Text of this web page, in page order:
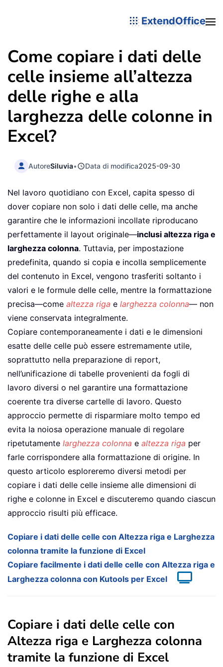
ExtendOffice
Come copiare i dati delle
celle insieme all’altezza
delle righe e alla
larghezza delle colonne in
Excel?
AutoreSiluvia• Data di modifica2025-09-30
Nel lavoro quotidiano con Excel, capita spesso di
dover copiare non solo i dati delle celle, ma anche
garantire che le informazioni incollate riproducano
perfettamente il layout originale—inclusi altezza riga e
larghezza colonna. Tuttavia, per impostazione
predefinita, quando si copia e incolla semplicemente
del contenuto in Excel, vengono trasferiti soltanto i
valori e le formule delle celle, mentre la formattazione
precisa—come altezza riga e larghezza colonna— non
viene conservata integralmente.
Copiare contemporaneamente i dati e le dimensioni
esatte delle celle può essere estremamente utile,
soprattutto nella preparazione di report,
nell’unificazione di tabelle provenienti da fogli di
lavoro diversi o nel garantire una formattazione
coerente tra diverse cartelle di lavoro. Questo
approccio permette di risparmiare molto tempo ed
evita la noiosa operazione manuale di regolare
ripetutamente larghezza colonna e altezza riga per
farle corrispondere alla formattazione di origine. In
questo articolo esploreremo diversi metodi per
copiare i dati delle celle insieme alle dimensioni di
righe e colonne in Excel e discuteremo quando ciascun
approccio risulti più efficace.
Copiare i dati delle celle con Altezza riga e Larghezza
colonna tramite la funzione di Excel
Copiare facilmente i dati delle celle con Altezza riga e
Larghezza colonna con Kutools per Excel
Copiare i dati delle celle con
Altezza riga e Larghezza colonna
tramite la funzione di Excel